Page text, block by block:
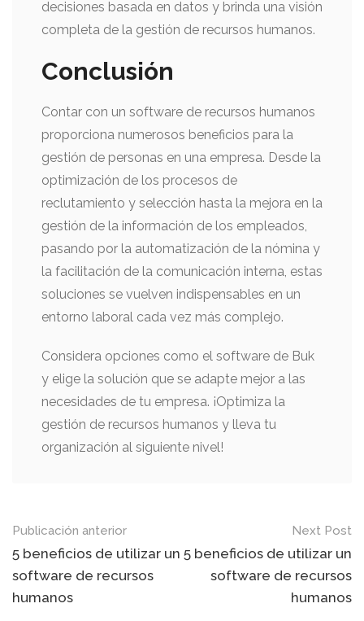
decisiones basada en datos y brinda una visión
completa de la gestión de recursos humanos.
Conclusión
Contar con un software de recursos humanos
proporciona numerosos beneficios para la
gestión de personas en una empresa. Desde la
optimización de los procesos de
reclutamiento y selección hasta la mejora en la
gestión de la información de los empleados,
pasando por la automatización de la nómina y
la facilitación de la comunicación interna, estas
soluciones se vuelven indispensables en un
entorno laboral cada vez más complejo.
Considera opciones como el software de Buk
y elige la solución que se adapte mejor a las
necesidades de tu empresa. ¡Optimiza la
gestión de recursos humanos y lleva tu
organización al siguiente nivel!
Mensaje
de
navegación
Publicación anterior
5 beneficios de utilizar un
software de recursos
humanos
Next Post
5 beneficios de utilizar un
software de recursos
humanos